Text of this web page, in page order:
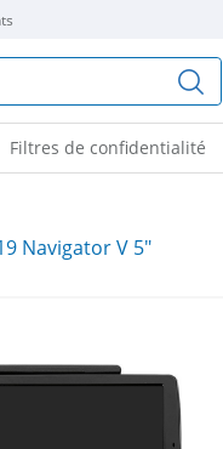
Filtres de confidentialité
Navigator V 5"